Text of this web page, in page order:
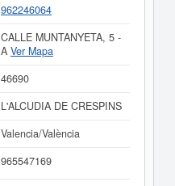
962246064
CALLE MUNTANYETA, 5 -
A Ver Mapa
46690
L'ALCUDIA DE CRESPINS
Valencia/València
965547169